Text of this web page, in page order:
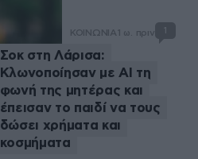
ΚΟΙΝΩΝΙΑ 1 ω. πριν 1
Σοκ στη Λάρισα:
Κλωνοποίησαν με AI τη
φωνή της μητέρας και
έπεισαν το παιδί να τους
δώσει χρήματα και
κοσμήματα